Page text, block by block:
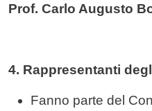
Prof. Carlo Augusto
4. Rappresentanti
Fanno parte del